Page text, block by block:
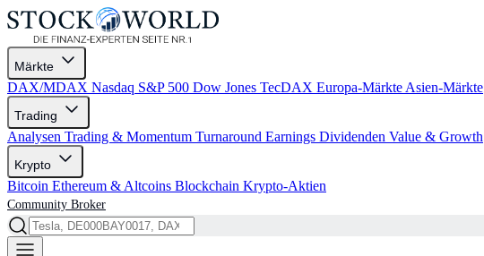
Märkte
DAX/MDAX Nasdaq S&P 500 Dow Jones TecDAX Europa-Märkte Asien-Märkte
Trading
Analysen Trading & Momentum Turnaround Earnings Dividenden Value & Growth
Krypto
Bitcoin Ethereum & Altcoins Blockchain Krypto-Aktien
Community Broker